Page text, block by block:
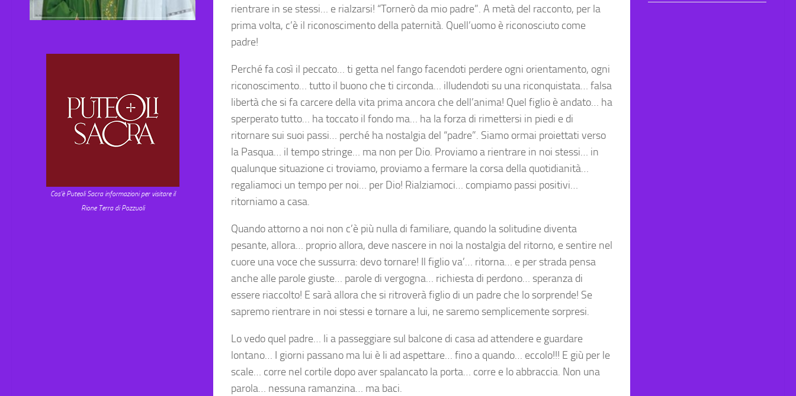
rientrare in se stessi… e rialzarsi! “Tornerò da mio padre”. A metà del racconto, per la
prima volta, c’è il riconoscimento della paternità. Quell’uomo è riconosciuto come
padre!
Perché fa così il peccato… ti getta nel fango facendoti perdere ogni orientamento, ogni
riconoscimento… tutto il buono che ti circonda… illudendoti su una riconquistata… falsa
libertà che si fa carcere della vita prima ancora che dell’anima! Quel figlio è andato… ha
sperperato tutto… ha toccato il fondo ma… ha la forza di rimettersi in piedi e di
ritornare sui suoi passi… perché ha nostalgia del “padre”. Siamo ormai proiettati verso
la Pasqua… il tempo stringe… ma non per Dio. Proviamo a rientrare in noi stessi… in
qualunque situazione ci troviamo, proviamo a fermare la corsa della quotidianità…
regaliamoci un tempo per noi… per Dio! Rialziamoci… compiamo passi positivi…
ritorniamo a casa.
Quando attorno a noi non c’è più nulla di familiare, quando la solitudine diventa
pesante, allora… proprio allora, deve nascere in noi la nostalgia del ritorno, e sentire nel
cuore una voce che sussurra: devo tornare! Il figlio va’… ritorna… e per strada pensa
anche alle parole giuste… parole di vergogna… richiesta di perdono… speranza di
essere riaccolto! E sarà allora che si ritroverà figlio di un padre che lo sorprende! Se
sapremo rientrare in noi stessi e tornare a lui, ne saremo semplicemente sorpresi.
Lo vedo quel padre… li a passeggiare sul balcone di casa ad attendere e guardare
lontano… I giorni passano ma lui è li ad aspettare… fino a quando… eccolo!!! E giù per le
scale… corre nel cortile dopo aver spalancato la porta… corre e lo abbraccia. Non una
parola… nessuna ramanzina… ma baci.
Cos'è Puteoli Sacra informazioni per visitare il
Rione Terra di Pozzuoli